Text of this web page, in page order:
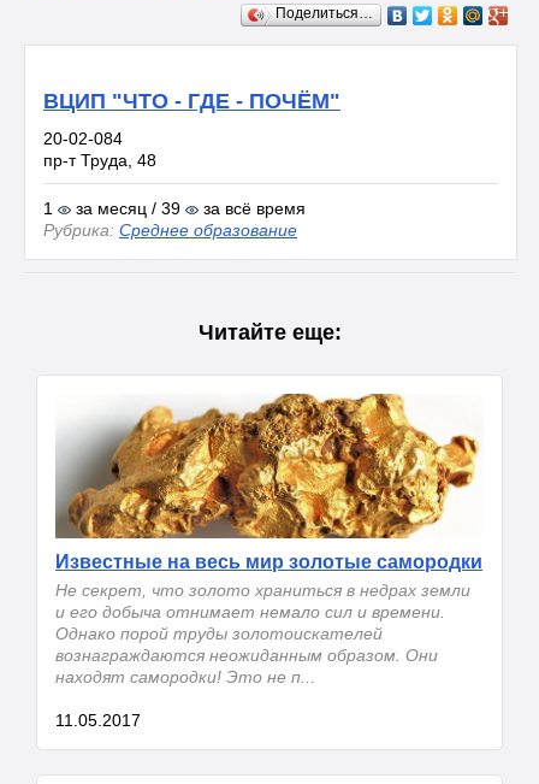
Поделиться…
ВЦИП "ЧТО - ГДЕ - ПОЧЁМ"
20-02-084
пр-т Труда, 48
1 за месяц / 39
за всё время
Рубрика: Среднее образование
Читайте еще:
Известные на весь мир золотые самородки
Не секрет, что золото храниться в недрах земли
и его добыча отнимает немало сил и времени.
Однако порой труды золотоискателей
вознаграждаются неожиданным образом. Они
находят самородки! Это не п...
11.05.2017